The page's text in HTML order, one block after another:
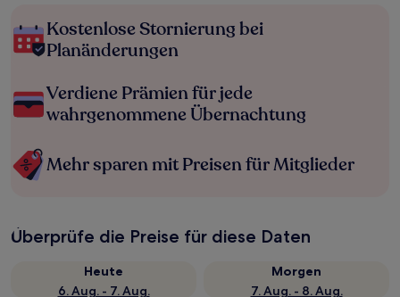
Kostenlose Stornierung bei
Planänderungen
Verdiene Prämien für jede
wahrgenommene Übernachtung
Mehr sparen mit Preisen für Mitglieder
Überprüfe die Preise für diese Daten
Heute
6. Aug. - 7. Aug.
Morgen
7. Aug. - 8. Aug.